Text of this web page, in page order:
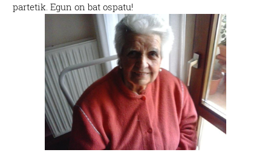
partetik. Egun on bat ospatu!